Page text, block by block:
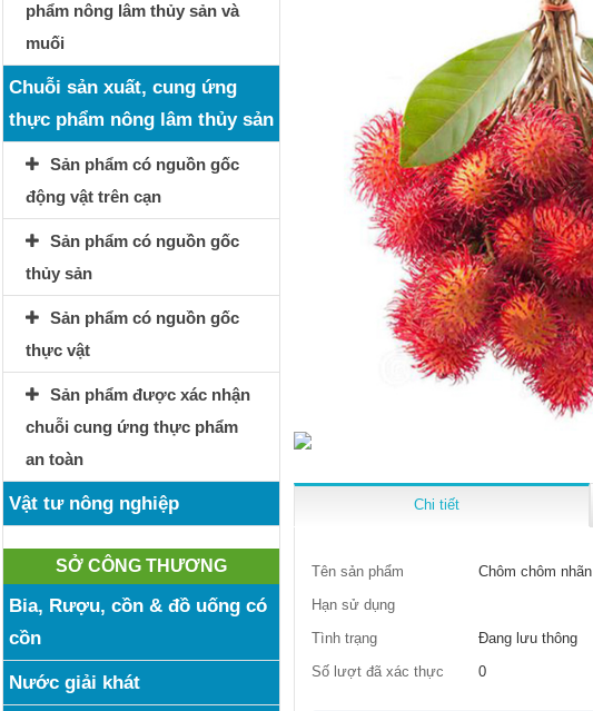
phẩm nông lâm thủy sản và
muối
Chuỗi sản xuất, cung ứng
thực phẩm nông lâm thủy sản
Sản phẩm có nguồn gốc
động vật trên cạn
Sản phẩm có nguồn gốc
thủy sản
Sản phẩm có nguồn gốc
thực vật
Sản phẩm được xác nhận
chuỗi cung ứng thực phẩm
an toàn
Vật tư nông nghiệp
SỞ CÔNG THƯƠNG
Bia, Rượu, cồn & đồ uống có
cồn
Nước giải khát
Chi tiết
Tên sản phẩm
Chôm chôm nhãn
Hạn sử dụng
Tình trạng
Đang lưu thông
Số lượt đã xác thực
0